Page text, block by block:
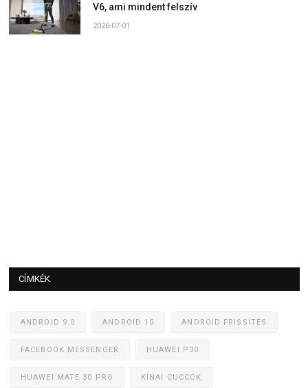
V6, ami mindent felszív
2026-07-01
CÍMKÉK
ANDROID 9.0 ANDROID 10 ANDROID FRISSÍTÉS
FACEBOOK MESSENGER HUAWEI P30
HUAWEI MATE 30 PRO KÍNAI CUCCOK